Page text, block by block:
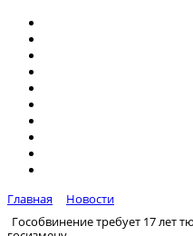
Главная
Новости
Гособвинение требует 17 лет